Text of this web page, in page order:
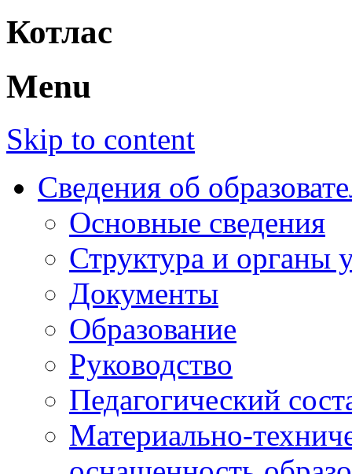
Котлас
Menu
Skip to content
Сведения об
Основные сведения
Структура и органы
Документы
Образование
Руководство
Педагогический
Материально-